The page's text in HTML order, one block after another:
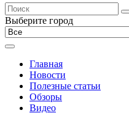
Выберите город
Главная
Новости
Полезные статьи
Обзоры
Видео